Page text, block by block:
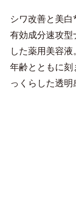
シワ改善と美白
有効成分速攻
した薬用美容液
年齢とともに
っくらした透明